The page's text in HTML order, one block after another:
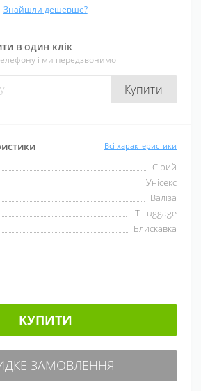
Знайшли дешевше?
в один клік
і ми передзвонимо
Купити
Всі характеристики
Сірий
Унісекс
Валіза
IT Luggage
Блискавка
КУПИТИ
ЗАМОВЛЕННЯ